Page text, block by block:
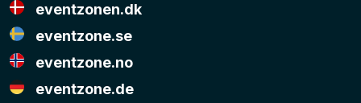
eventzonen.dk
eventzone.se
eventzone.no
eventzone.de